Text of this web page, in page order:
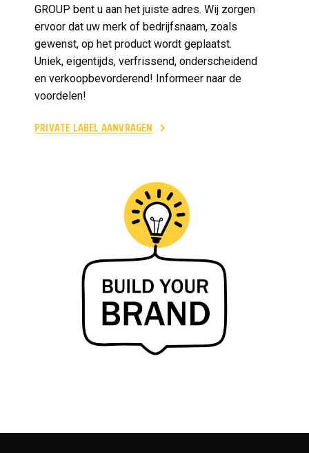
GROUP bent u aan het juiste adres. Wij zorgen
ervoor dat uw merk of bedrijfsnaam, zoals
gewenst, op het product wordt geplaatst.
Uniek, eigentijds, verfrissend, onderscheidend
en verkoopbevorderend! Informeer naar de
voordelen!
PRIVATE LABEL AANVRAGEN